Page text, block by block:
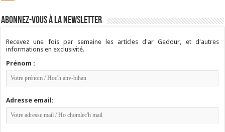
Abonnez-vous à la newsletter
Recevez une fois par semaine les articles d'ar Gedour, et d'autres
informations en exclusivité.
Prénom :
Adresse email: